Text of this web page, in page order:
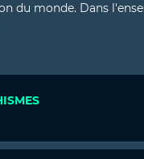
du monde. Dans